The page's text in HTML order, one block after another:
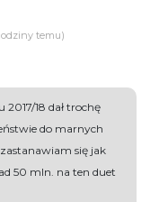
temu)
2017/18 dał trochę
do marnych
się jak
50 mln. na ten duet